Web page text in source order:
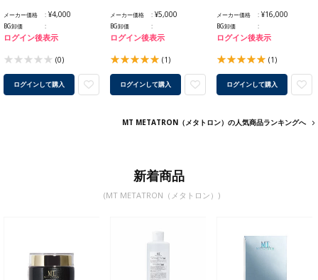
メーカー価格 ¥4,000
BG卸価
ログイン後表示
(0)
ログインして購入
メーカー価格 ¥5,000
BG卸価
ログイン後表示
(1)
ログインして購入
メーカー価格 ¥16,000
BG卸価
ログイン後表示
(1)
ログインして購入
MT METATRON（メタトロン）の人気商品ランキングへ
新着商品
(MT METATRON（メタトロン）)